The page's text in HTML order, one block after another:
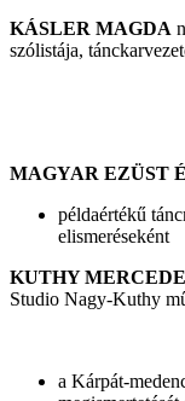
KÁSLER MAGDA
szólistája,
MAGYAR EZÜST
példaértékű
elismeréseként
KUTHY
Studio Nagy-Kuthy
a Kárpát-